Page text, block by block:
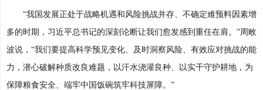
“我国发展正处于战略机遇和风险挑战并存、不确定难预料因素增
多的时期，习近平总书记的深刻论断让我们愈发感到重任在肩。”周畋
波说，“我们要提高科学预见变化、及时洞察风险、有效应对挑战的能
力，潜心破解种质改良难题，以汗水浇灌良种、以实干守护耕地，为
保障粮食安全、端牢中国饭碗筑牢科技屏障。”